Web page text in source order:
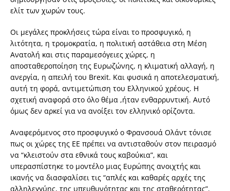
ελίτ των χωρών τους.
Οι μεγάλες προκλήσεις τώρα είναι το προσφυγικό, η
λιτότητα, η τρομοκρατία, η πολιτική αστάθεια στη Μέση
Ανατολή και στις παραμεσόγειες χώρες, η
αποσταθεροποίηση της Ευρωζώνης, η κλιματική αλλαγή, η
ανεργία, η απειλή του Brexit. Και φυσικά η αποτελεσματική,
αυτή τη φορά, αντιμετώπιση του Ελληνικού χρέους. Η
σχετική αναφορά στο όλο θέμα ,ήταν ενθαρρυντική. Αυτό
όμως δεν αρκεί για να ανοίξει τον ελληνικό ορίζοντα.
Αναφερόμενος στο προσφυγικό ο Φρανσουά Ολάντ τόνισε
πως οι χώρες της ΕΕ πρέπει να αντισταθούν στον πειρασμό
να “κλειστούν στα εθνικά τους καβούκια”, και
υπερασπίστηκε το μοντέλο μιας Ευρώπης ανοιχτής και
ικανής να διασφαλίσει τις “απλές και καθαρές αρχές της
αλληλεγγύης, της υπευθυνότητας και της σταθερότητας”.